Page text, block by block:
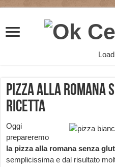
Pizza alla romana
ricetta
Oggi
prepareremo
la pizza alla romana senza
semplicissima e dal risultato